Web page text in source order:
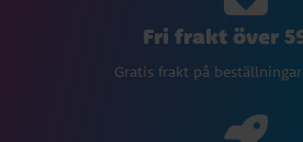
Fri frakt över
Gratis frakt på